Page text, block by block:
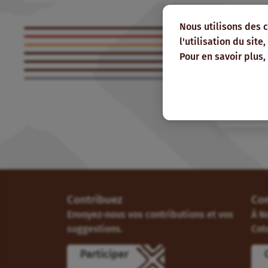
Nous utilisons des
l'utilisation du site,
Pour en savoir
Contribuez
Envoyez-nous vos contributions et vos
suggestions.
Participer
À